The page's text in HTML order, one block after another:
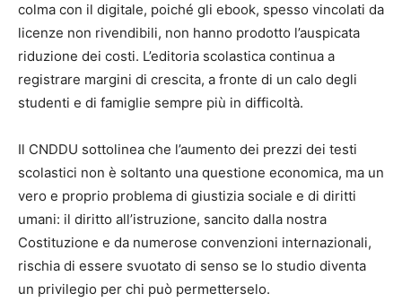
colma con il digitale, poiché gli ebook, spesso vincolati da
licenze non rivendibili, non hanno prodotto l’auspicata
riduzione dei costi. L’editoria scolastica continua a
registrare margini di crescita, a fronte di un calo degli
studenti e di famiglie sempre più in difficoltà.
Il CNDDU sottolinea che l’aumento dei prezzi dei testi
scolastici non è soltanto una questione economica, ma un
vero e proprio problema di giustizia sociale e di diritti
umani: il diritto all’istruzione, sancito dalla nostra
Costituzione e da numerose convenzioni internazionali,
rischia di essere svuotato di senso se lo studio diventa
un privilegio per chi può permetterselo.